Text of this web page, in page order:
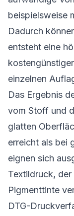
beispielsweise
Dadurch
entsteht eine
einzelnen
Das Ergebnis
vom Stoff und
glatten
erreicht als bei
eignen sich
Textildruck,
Pigmenttinte
DTG-